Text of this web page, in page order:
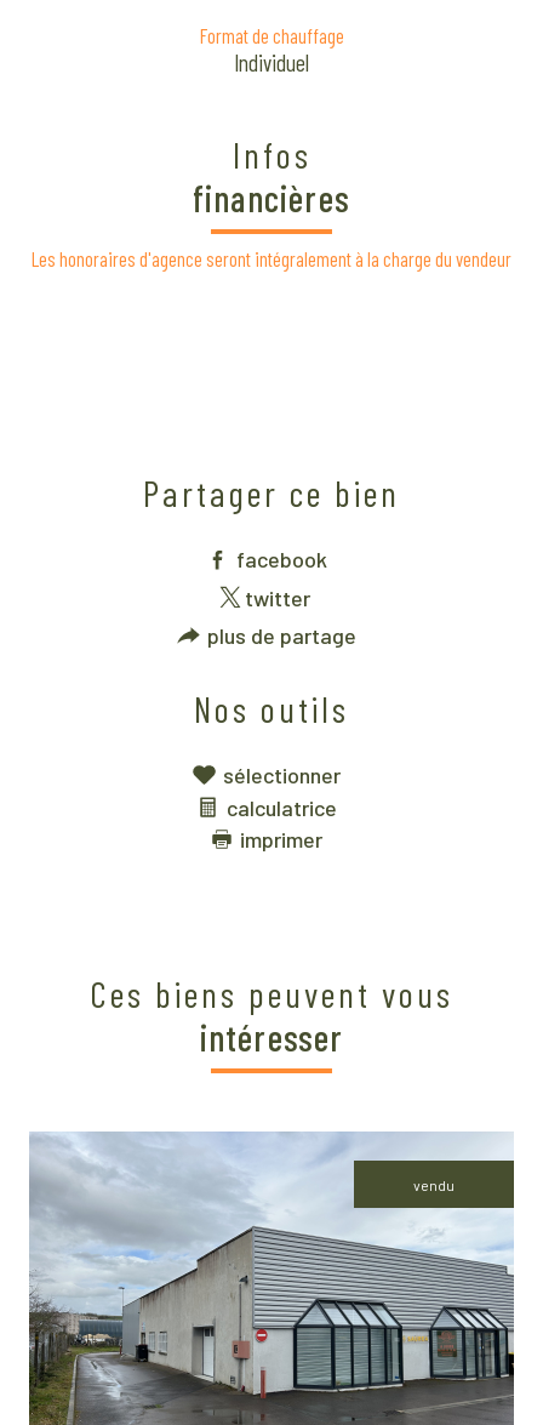
Format de chauffage
Individuel
Infos
financières
Les honoraires d'agence seront intégralement à la charge du vendeur
Partager ce bien
facebook
twitter
plus de partage
Nos outils
sélectionner
calculatrice
imprimer
Ces biens peuvent vous
intéresser
vendu
voir le bien